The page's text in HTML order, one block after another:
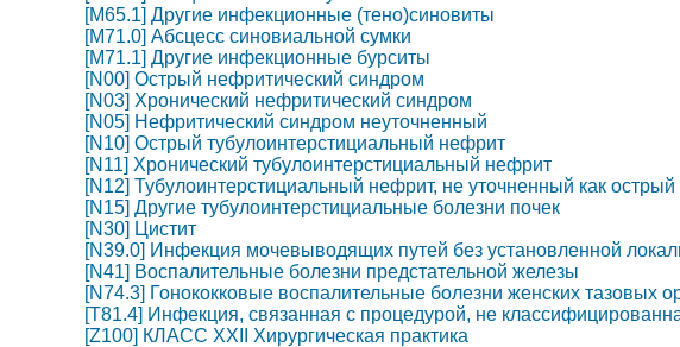
[M65.1] Другие инфекционные (тено)синовиты
[M71.0] Абсцесс синовиальной сумки
[M71.1] Другие инфекционные бурситы
[N00] Острый нефритический синдром
[N03] Хронический нефритический синдром
[N05] Нефритический синдром неуточненный
[N10] Острый тубулоинтерстициальный нефрит
[N11] Хронический тубулоинтерстициальный нефрит
[N12] Тубулоинтерстициальный нефрит, не уточненный как острый
[N15] Другие тубулоинтерстициальные болезни почек
[N30] Цистит
[N39.0] Инфекция мочевыводящих путей без установленной
[N41] Воспалительные болезни предстательной железы
[N74.3] Гонококковые воспалительные болезни женских тазовых
[T81.4] Инфекция, связанная с процедурой, не
[Z100] КЛАСС XXII Хирургическая практика